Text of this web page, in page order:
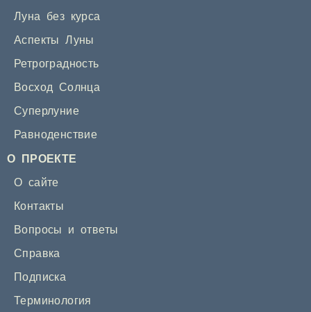
Луна без курса
Аспекты Луны
Ретроградность
Восход Солнца
Суперлуние
Равноденствие
О ПРОЕКТЕ
О сайте
Контакты
Вопросы и ответы
Справка
Подписка
Терминология